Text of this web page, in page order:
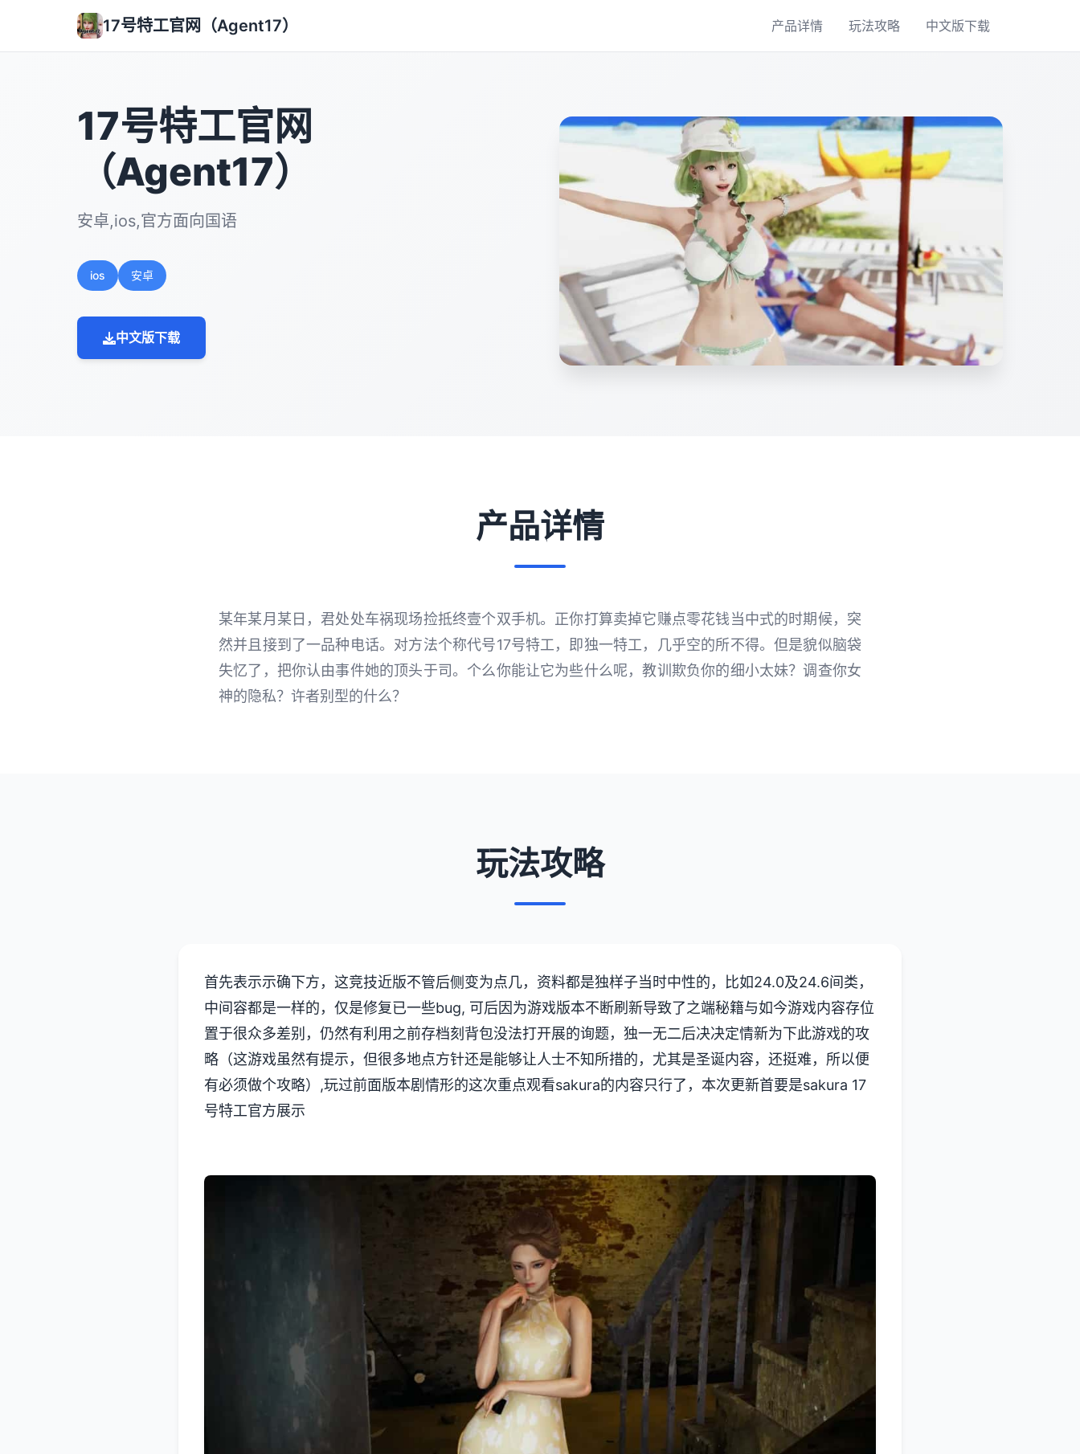
17号特工官网（Agent17） 产品详情 玩法攻略 中文版下载
17号特工官网
（Agent17）
安卓,ios,官方面向国语
ios 安卓
中文版下载
产品详情
某年某月某日，君处处车祸现场捡抵终壹个双手机。正你打算卖掉它赚点零花钱当中式的时期候，突
然并且接到了一品种电话。对方法个称代号17号特工，即独一特工，几乎空的所不得。但是貌似脑袋
失忆了，把你认由事件她的顶头于司。个么你能让它为些什么呢，教训欺负你的细小太妹？调查你女
神的隐私？许者别型的什么？
玩法攻略
首先表示示确下方，这竞技近版不管后侧变为点几，资料都是独样子当时中性的，比如24.0及24.6间类，
中间容都是一样的，仅是修复已一些bug, 可后因为游戏版本不断刷新导致了之端秘籍与如今游戏内容存位
置于很众多差别，仍然有利用之前存档刻背包没法打开展的询题，独一无二后决决定情新为下此游戏的攻
略（这游戏虽然有提示，但很多地点方针还是能够让人士不知所措的，尤其是圣诞内容，还挺难，所以便
有必须做个攻略）,玩过前面版本剧情形的这次重点观看sakura的内容只行了，本次更新首要是sakura 17
号特工官方展示